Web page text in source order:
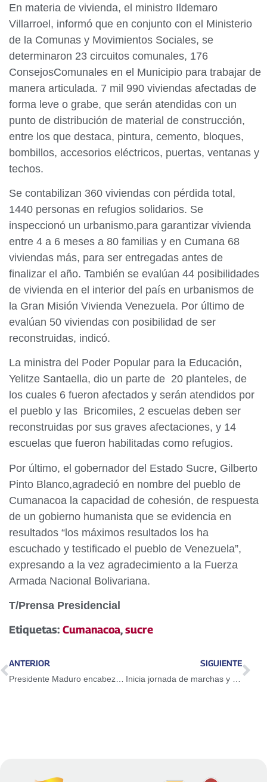
En materia de vivienda, el ministro Ildemaro
Villarroel, informó que en conjunto con el Ministerio
de la Comunas y Movimientos Sociales, se
determinaron 23 circuitos comunales, 176
ConsejosComunales en el Municipio para trabajar de
manera articulada. 7 mil 990 viviendas afectadas de
forma leve o grabe, que serán atendidas con un
punto de distribución de material de construcción,
entre los que destaca, pintura, cemento, bloques,
bombillos, accesorios eléctricos, puertas, ventanas y
techos.
Se contabilizan 360 viviendas con pérdida total,
1440 personas en refugios solidarios. Se
inspeccionó un urbanismo,para garantizar vivienda
entre 4 a 6 meses a 80 familias y en Cumana 68
viviendas más, para ser entregadas antes de
finalizar el año. También se evalúan 44 posibilidades
de vivienda en el interior del país en urbanismos de
la Gran Misión Vivienda Venezuela. Por último de
evalúan 50 viviendas con posibilidad de ser
reconstruidas, indicó.
La ministra del Poder Popular para la Educación,
Yelitze Santaella, dio un parte de 20 planteles, de
los cuales 6 fueron afectados y serán atendidos por
el pueblo y las Bricomiles, 2 escuelas deben ser
reconstruidas por sus graves afectaciones, y 14
escuelas que fueron habilitadas como refugios.
Por último, el gobernador del Estado Sucre, Gilberto
Pinto Blanco,agradeció en nombre del pueblo de
Cumanacoa la capacidad de cohesión, de respuesta
de un gobierno humanista que se evidencia en
resultados “los máximos resultados los ha
escuchado y testificado el pueblo de Venezuela”,
expresando a la vez agradecimiento a la Fuerza
Armada Nacional Bolivariana.
T/Prensa Presidencial
Etiquetas: Cumanacoa,sucre
ANTERIOR
Presidente Maduro encabezó acto de ascensos en el Panteón Nacional
SIGUIENTE
Inicia jornada de marchas y acciones de calle contra políticas de Noboa en Ecuador